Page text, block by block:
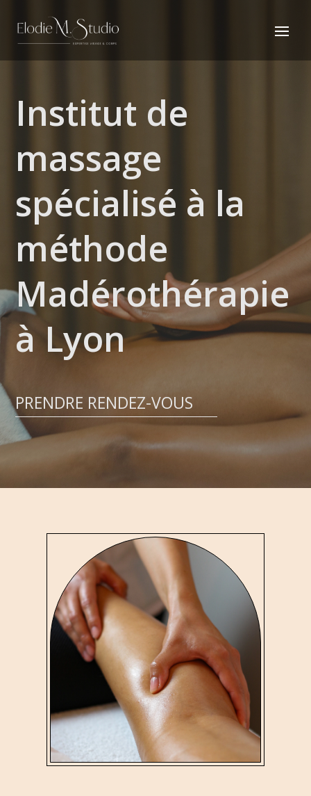
Institut de
massage
spécialisé à la
méthode
Madérothérapie
à Lyon
PRENDRE RENDEZ-VOUS